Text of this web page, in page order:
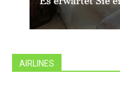
AIRLINES